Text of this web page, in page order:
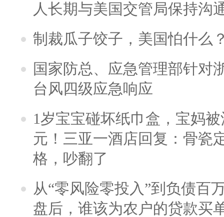
人长期与美国交管局保持沟
制裁瓜子饺子，美国怕什么
国家防总、应急管理部针对
台风四级应急响应
1岁宝宝碰坏纸巾盒，宝妈
元！三亚一酒店回复：骨瓷
格，吵翻了
从“零风险零投入”到负债百
盘后，谁该为农户的贷款买